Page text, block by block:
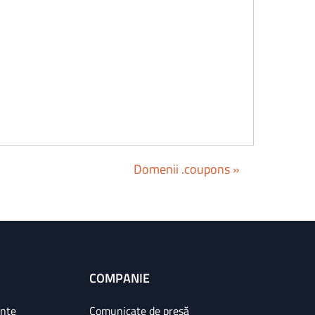
Domenii .coupons »
COMPANIE
Comunicate de presă